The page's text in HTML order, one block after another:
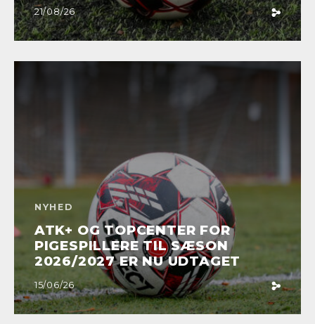
21/08/26
NYHED
ATK+ OG TOPCENTER FOR
PIGESPILLERE TIL SÆSON
2026/2027 ER NU UDTAGET
15/06/26